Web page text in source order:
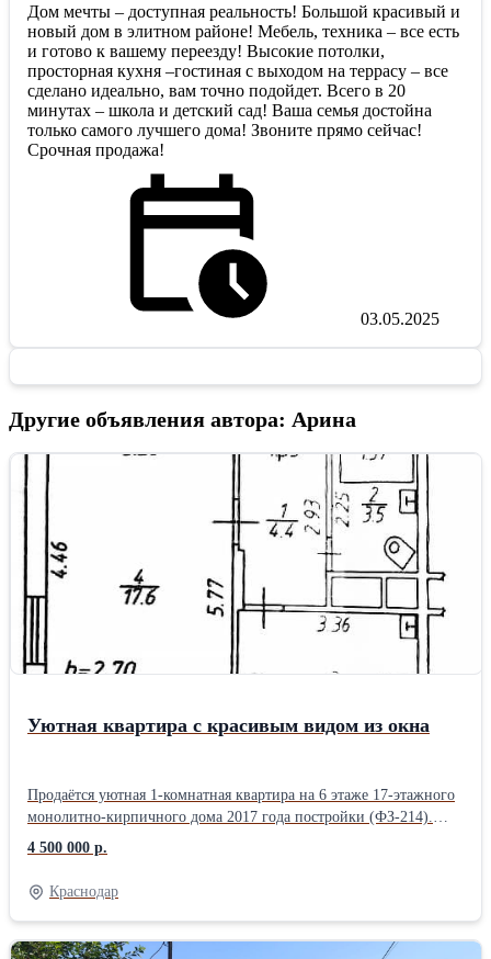
Дом мечты – доступная реальность! Большой красивый и
новый дом в элитном районе! Мебель, техника – все есть
и готово к вашему переезду! Высокие потолки,
просторная кухня –гостиная с выходом на террасу – все
сделано идеально, вам точно подойдет. Всего в 20
минутах – школа и детский сад! Ваша семья достойна
только самого лучшего дома! Звоните прямо сейчас!
Срочная продажа!
03.05.2025
Другие объявления автора: Арина
Уютная квартира с красивым видом из окна
Продаётся уютная 1-комнатная квартира на 6 этаже 17-этажного
монолитно-кирпичного дома 2017 года постройки (ФЗ-214).
Общая площадь квартиры - 34,5 м², с учётом застеклённого
балкона - около 37,5 м². Комната - 17,6 м², кухня - 9 м². Высота
потолков - 2,7 м. Квартира светлая и функциональная. Из кухни
есть выход на застеклённый балкон. Окна выходят на запад,
благодаря чему во второй половине дня в квартире много
естественного света. В комнате установлен кондиционер.
4 500 000 р.
Краснодар